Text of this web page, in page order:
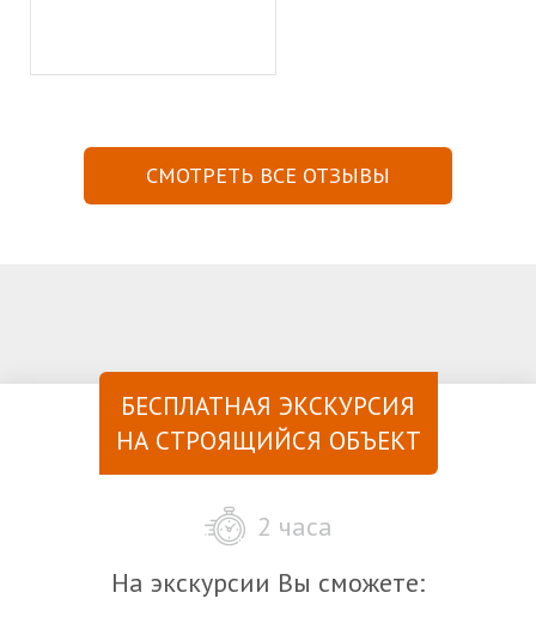
СМОТРЕТЬ ВСЕ ОТЗЫВЫ
БЕСПЛАТНАЯ ЭКСКУРСИЯ
НА СТРОЯЩИЙСЯ ОБЪЕКТ
2 часа
На экскурсии Вы сможете: